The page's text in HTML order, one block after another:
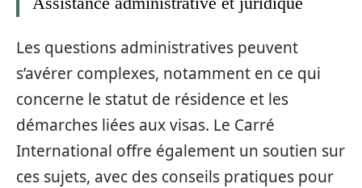
Les questions administratives peuvent
s’avérer complexes, notamment en ce qui
concerne le statut de résidence et les
démarches liées aux visas. Le Carré
International offre également un soutien sur
ces sujets, avec des conseils pratiques pour